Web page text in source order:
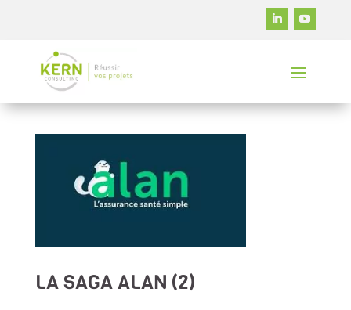
LA SAGA ALAN (2)